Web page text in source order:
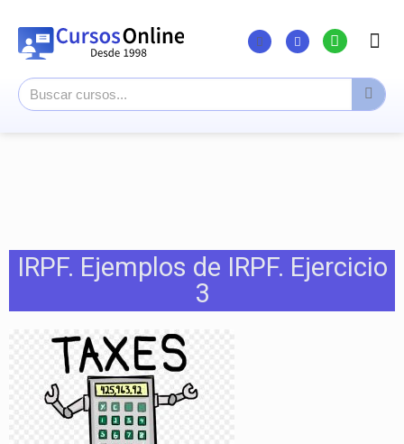
IRPF. Ejemplos de IRPF. Ejercicio
3